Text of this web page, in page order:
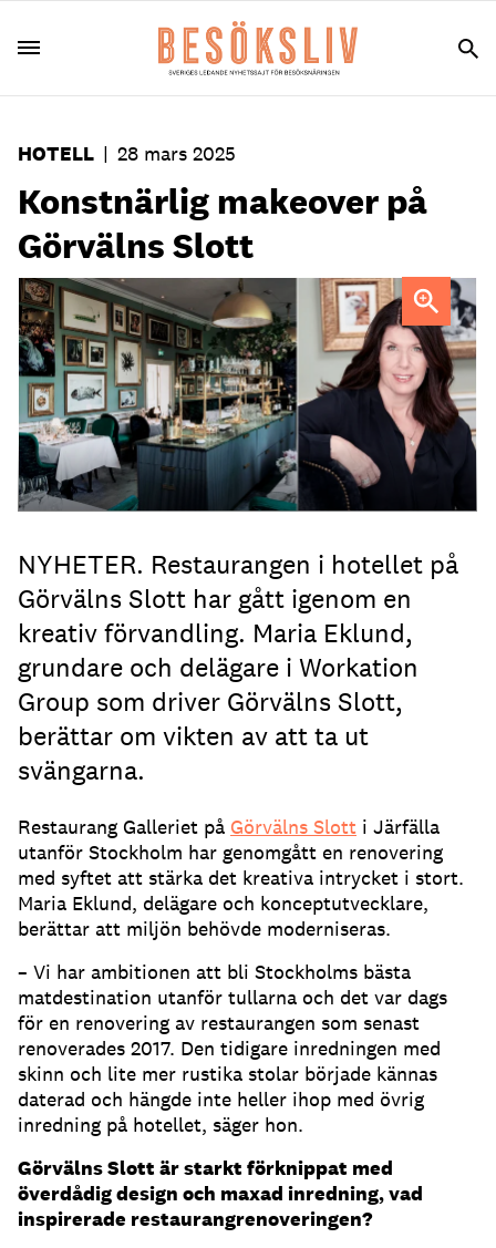
HOTELL | 28 mars 2025
Konstnärlig makeover på
Görvälns Slott
Maria Eklund
NYHETER. Restaurangen i hotellet på
Görvälns Slott har gått igenom en
kreativ förvandling. Maria Eklund,
grundare och delägare i Workation
Group som driver Görvälns Slott,
berättar om vikten av att ta ut
svängarna.
Restaurang Galleriet på Görvälns Slott i Järfälla
utanför Stockholm har genomgått en renovering
med syftet att stärka det kreativa intrycket i stort.
Maria Eklund, delägare och konceptutvecklare,
berättar att miljön behövde moderniseras.
– Vi har ambitionen att bli Stockholms bästa
matdestination utanför tullarna och det var dags
för en renovering av restaurangen som senast
renoverades 2017. Den tidigare inredningen med
skinn och lite mer rustika stolar började kännas
daterad och hängde inte heller ihop med övrig
inredning på hotellet, säger hon.
Görvälns Slott är starkt förknippat med
överdådig design och maxad inredning, vad
inspirerade restaurangrenoveringen?